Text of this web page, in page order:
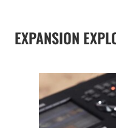
EXPANSION